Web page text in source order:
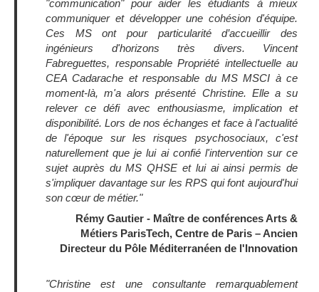
"communication" pour aider les étudiants à mieux
communiquer et développer une cohésion d'équipe.
Ces MS ont pour particularité d’accueillir des
ingénieurs d'horizons très divers. Vincent
Fabreguettes, responsable Propriété intellectuelle au
CEA Cadarache et responsable du MS MSCI à ce
moment-là, m'a alors présenté Christine. Elle a su
relever ce défi avec enthousiasme, implication et
disponibilité. Lors de nos échanges et face à l'actualité
de l'époque sur les risques psychosociaux, c'est
naturellement que je lui ai confié l'intervention sur ce
sujet auprès du MS QHSE et lui ai ainsi permis de
s'impliquer davantage sur les RPS qui font aujourd'hui
son cœur de métier."
Rémy Gautier - Maître de conférences Arts &
Métiers ParisTech, Centre de Paris – Ancien
Directeur du Pôle Méditerranéen de l'Innovation
"Christine est une consultante remarquablement